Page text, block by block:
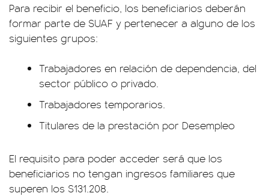
Para recibir el beneficio, los beneficiarios deberán
formar parte de SUAF y pertenecer a alguno de los
siguientes grupos:
Trabajadores en relación de dependencia, del
sector público o privado.
Trabajadores temporarios.
Titulares de la prestación por Desempleo
El requisito para poder acceder será que los
beneficiarios no tengan ingresos familiares que
superen los $131.208.